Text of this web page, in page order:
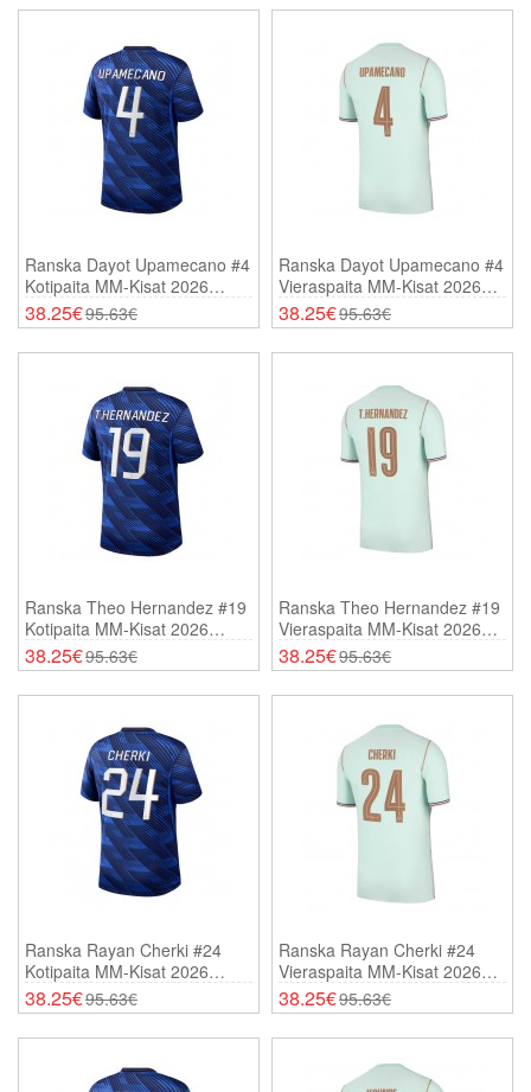
Ranska Dayot Upamecano #4
Kotipaita MM-Kisat 2026
Lyhythihainen
38.25€95.63€
Ranska Dayot Upamecano #4
Vieraspaita MM-Kisat 2026
Lyhythihainen
38.25€95.63€
Ranska Theo Hernandez #19
Kotipaita MM-Kisat 2026
Lyhythihainen
38.25€95.63€
Ranska Theo Hernandez #19
Vieraspaita MM-Kisat 2026
Lyhythihainen
38.25€95.63€
Ranska Rayan Cherki #24
Kotipaita MM-Kisat 2026
Lyhythihainen
38.25€95.63€
Ranska Rayan Cherki #24
Vieraspaita MM-Kisat 2026
Lyhythihainen
38.25€95.63€